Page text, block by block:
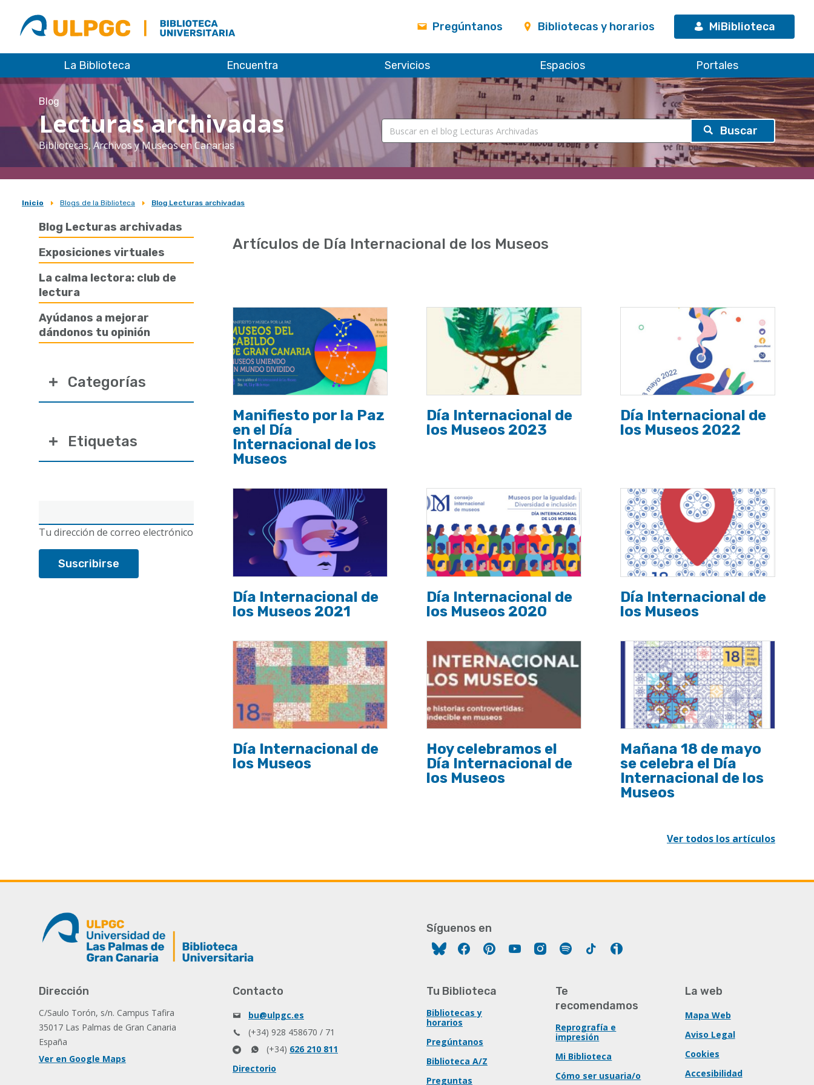
ULPGC
Biblioteca
ULPGC
Pregúntanos Bibliotecas y horarios MiBiblioteca
La Biblioteca Encuentra Servicios Espacios Portales
Blog
Lecturas archivadas
Bibliotecas, Archivos y Museos en Canarias
Sobrescribir
enlaces
ayuda
navegación
Inicio Blogs de la Biblioteca Blog Lecturas archivadas
Blog Lecturas archivadas
Exposiciones virtuales
La calma lectora: club de
lectura
Ayúdanos a mejorar
dándonos tu opinión
electrónico
Tu dirección de correo electrónico
Categorías
Etiquetas
Artículos de Día Internacional de los Museos
Manifiesto por la Paz
en el Día
Internacional de los
Museos
Día Internacional de
los Museos 2023
Día Internacional de
los Museos 2022
Día Internacional de
los Museos 2021
Día Internacional de
los Museos 2020
Día Internacional de
los Museos
Día Internacional de
los Museos
Hoy celebramos el
Día Internacional de
los Museos
Mañana 18 de mayo
se celebra el Día
Internacional de los
Museos
Ver todos los artículos
Síguenos en
FacebookPinterestYouTubeInstagram
Spotify Tiktok
Dirección
C/Saulo Torón, s/n. Campus Tafira
35017 Las Palmas de Gran Canaria
España
Ver en Google Maps
Contacto
bu@ulpgc.es
(+34) 928 458670 / 71
(+34) 626 210 811
Directorio
Tu Biblioteca
Bibliotecas y
horarios
Pregúntanos
Biblioteca A/Z
Preguntas
Te
recomendamos
Reprografía e
impresión
Mi Biblioteca
Cómo ser usuaria/o
La web
Mapa Web
Aviso Legal
Cookies
Accesibilidad